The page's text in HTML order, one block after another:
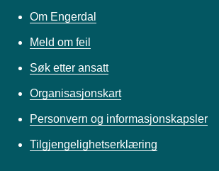
Om Engerdal
Meld om feil
Søk etter ansatt
Organisasjonskart
Personvern og informasjonskapsler
Tilgjengelighetserklæring